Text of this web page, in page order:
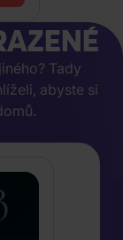
Tady
abyste si